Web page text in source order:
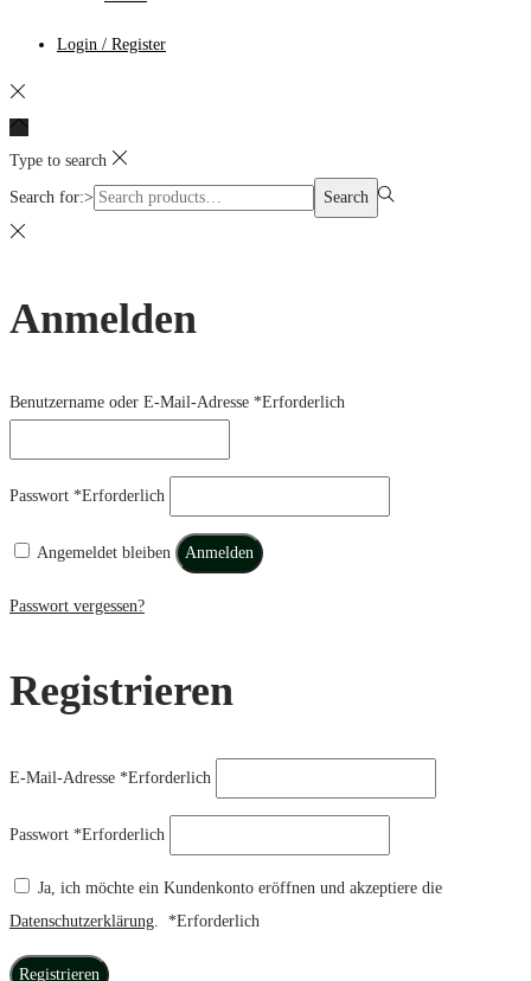
Login / Register
Type to search
Search for:> Search
Anmelden
Benutzername oder E-Mail-Adresse *Erforderlich
Passwort *Erforderlich
Angemeldet bleiben Anmelden
Passwort vergessen?
Registrieren
E-Mail-Adresse *Erforderlich
Passwort *Erforderlich
Ja, ich möchte ein Kundenkonto eröffnen und akzeptiere die
Datenschutzerklärung
*Erforderlich
Registrieren